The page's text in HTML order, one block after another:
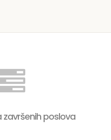
završenih poslova